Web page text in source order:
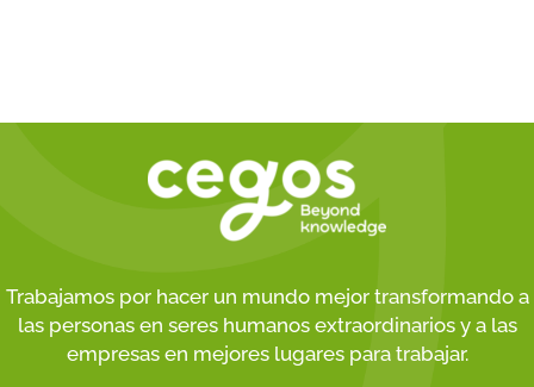
Trabajamos por hacer un mundo mejor transformando a
las personas en seres humanos extraordinarios y a las
empresas en mejores lugares para trabajar.